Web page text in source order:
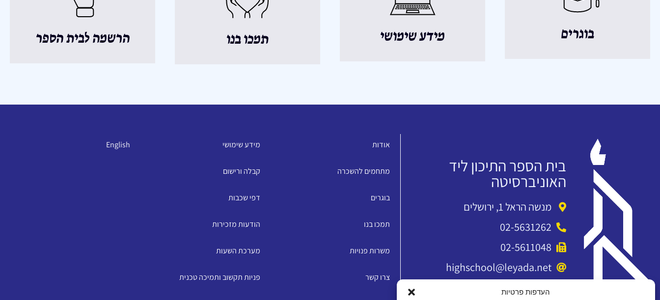
העדפות פרטיות
בוגרים מידע שימושי תמכו בנו הרשמה לבית הספר
בית הספר התיכון ליד
האוניברסיטה
מנשה הראל 1, ירושלים
02-5631262
02-5611048
highschool@leyada.net
אודות
מתחמים להשכרה
בוגרים
תמכו בנו
משרות פנויות
צרו קשר
מידע שימושי
קבלה ורישום
דפי שכבות
הודעות מזכירות
מערכת השעות
פניות תקשוב ותמיכה טכנית
English